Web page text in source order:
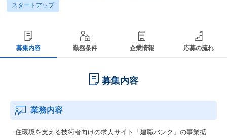
スタートアップ
募集内容 勤務条件 企業情報 応募の流れ
募集内容
業務内容
住環境を支える技術者向けの求人サイト「建職バンク」の事業拡